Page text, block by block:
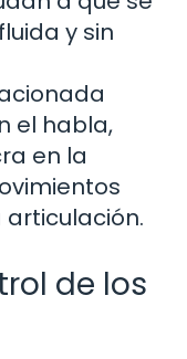
y sin
el habla,
en la
de los